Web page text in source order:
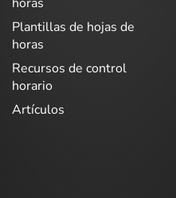
Plantillas de hojas de
horas
Recursos de control
horario
Artículos